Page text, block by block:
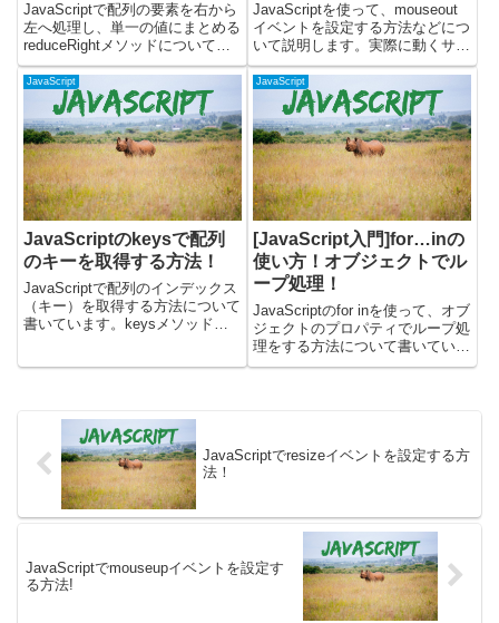
JavaScriptで配列の要素を右から
左へ処理し、単一の値にまとめる
reduceRightメソッドについて書
いています。reduceRightメソッ
ドは、配列の要素を順番に処理し
ながら、累積値を更新していく場
合に便利です。reduceメソ...
JavaScriptを使って、mouseout
イベントを設定する方法などにつ
いて説明します。実際に動くサン
プルを使いつつ、以下について書
いています。・mouseoutイベン
トとは？ ・mouseoutイベントを
つける方法 ・ページからマウ
ス...
JavaScript
JavaScriptのkeysで配列
のキーを取得する方法！
JavaScriptで配列のインデックス
（キー）を取得する方法について
書いています。keysメソッドを
JavaScript
[JavaScript入門]for…inの
使い方！オブジェクトでル
ープ処理！
JavaScriptのfor inを使って、オブ
ジェクトのプロパティでループ処
理をする方法について書いていま
す。for inについて解説した後
JavaScriptでresizeイベントを設定する方
法！
JavaScriptでmouseupイベントを設定す
る方法!